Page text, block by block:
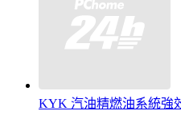
KYK 汽油精燃油系統強